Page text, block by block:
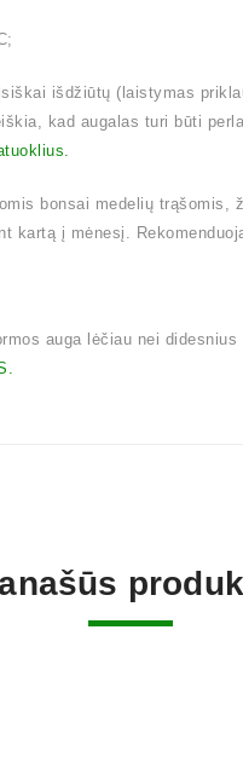
išdžiūtų (laistymas
kad augalas turi būti
bonsai medelių trąšomis,
kartą į mėnesį.
auga lėčiau nei